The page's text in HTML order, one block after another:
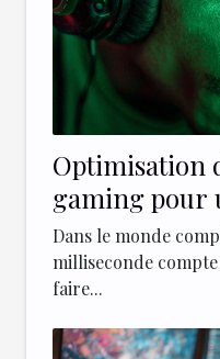
Optimisation
gaming pour
maximale en
Dans le monde
milliseconde
faire...